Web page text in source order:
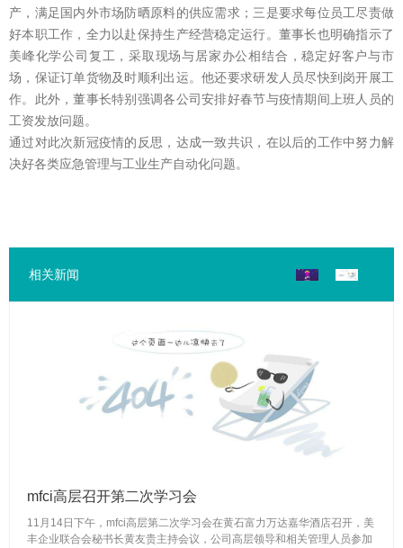
产，满足国内外市场防晒原料的供应需求；三是要求每位员工尽责做
好本职工作，全力以赴保持生产经营稳定运行。董事长也明确指示了
美峰化学公司复工，采取现场与居家办公相结合，稳定好客户与市
场，保证订单货物及时顺利出运。他还要求研发人员尽快到岗开展工
作。此外，董事长特别强调各公司安排好春节与疫情期间上班人员的
工资发放问题。
通过对此次新冠疫情的反思，达成一致共识，在以后的工作中努力解
决好各类应急管理与工业生产自动化问题。
相关新闻
mfci高层召开第二次学习会
11月14日下午，mfci高层第二次学习会在黄石富力万达嘉华酒店召开，美
丰企业联合会秘书长黄友贵主持会议，公司高层领导和相关管理人员参加